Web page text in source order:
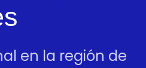
en la región de